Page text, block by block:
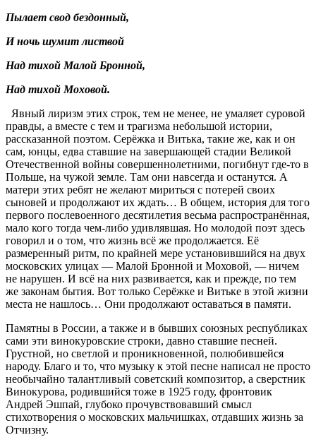
Пылает свод бездонный,
И ночь шумит листвой
Над тихой Малой Бронной,
Над тихой Моховой.
Явный лиризм этих строк, тем не менее, не умаляет суровой
правды, а вместе с тем и трагизма небольшой истории,
рассказанной поэтом. Серёжка и Витька, такие же, как и он
сам, юнцы, едва ставшие на завершающей стадии Великой
Отечественной войны совершеннолетними, погибнут где-то в
Польше, на чужой земле. Там они навсегда и останутся. А
матери этих ребят не желают мириться с потерей своих
сыновей и продолжают их ждать… В общем, история для того
первого послевоенного десятилетия весьма распространённая,
мало кого тогда чем-либо удивлявшая. Но молодой поэт здесь
говорил и о том, что жизнь всё же продолжается. Её
размеренный ритм, по крайней мере установившийся на двух
московских улицах — Малой Бронной и Моховой, — ничем
не нарушен. И всё на них развивается, как и прежде, по тем
же законам бытия. Вот только Серёжке и Витьке в этой жизни
места не нашлось… Они продолжают оставаться в памяти.
Памятны в России, а также и в бывших союзных республиках
сами эти винокуровские строки, давно ставшие песней.
Грустной, но светлой и проникновенной, полюбившейся
народу. Благо и то, что музыку к этой песне написал не просто
необычайно талантливый советский композитор, а сверстник
Винокурова, родившийся тоже в 1925 году, фронтовик
Андрей Эшпай, глубоко прочувствовавший смысл
стихотворения о московских мальчишках, отдавших жизнь за
Отчизну.